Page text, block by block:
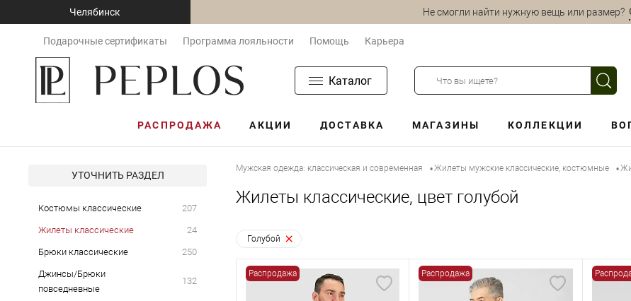
Челябинск Не смогли найти нужную вещь или размер?
Подарочные сертификаты Программа лояльности Помощь Карьера
Каталог
РАСПРОДАЖА АКЦИИ ДОСТАВКА МАГАЗИНЫ КОЛЛЕКЦИИ
УТОЧНИТЬ РАЗДЕЛ
Костюмы классические 207
Жилеты классические 24
Брюки классические 250
Джинсы/Брюки
повседневные
132
Мужская одежда: классическая и современная •Жилеты мужские классические, костюмные •
Жилеты классические, цвет голубой
Голубой
Распродажа Распродажа